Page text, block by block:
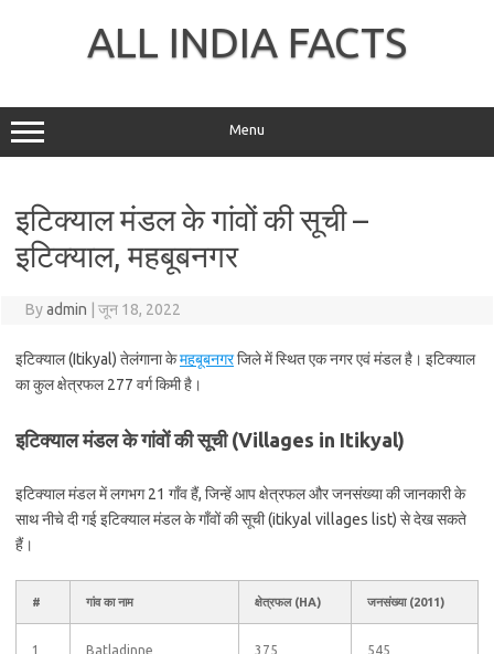
ALL INDIA FACTS
Menu
इटिक्याल मंडल के गांवों की सूची –
इटिक्याल, महबूबनगर
Byadmin जून 18, 2022
इटिक्याल (Itikyal) तेलंगाना केमहबूबनगरजिले में स्थित एक नगर एवं मंडल है। इटिक्याल
का कुल क्षेत्रफल 277 वर्ग किमी है।
इटिक्याल मंडल के गांवों की सूची (Villages in Itikyal)
इटिक्याल मंडल में लगभग 21 गाँव हैं, जिन्हें आप क्षेत्रफल और जनसंख्या की जानकारी के
साथ नीचे दी गई इटिक्याल मंडल के गाँवों की सूची (itikyal villages list) से देख सकते
हैं।
# गांव का नाम क्षेत्रफल (HA) जनसंख्या (2011)
1 Batladinne 375 545